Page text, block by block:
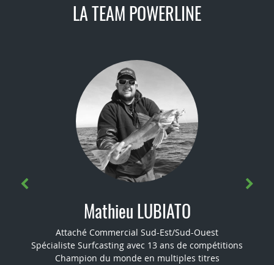
LA TEAM POWERLINE
Mathieu LUBIATO
Attaché Commercial Sud-Est/Sud-Ouest
Spécialiste Surfcasting avec 13 ans de compétitions
Champion du monde en multiples titres